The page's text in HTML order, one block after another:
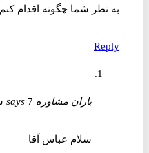
به نظر شما چگونه اقدام کنم .
Reply
باران مشاوره says 7 سال ago
سلام عباس آقا